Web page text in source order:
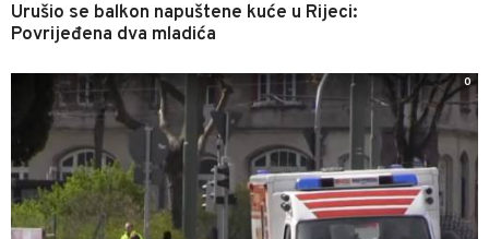
Urušio se balkon napuštene kuće u Rijeci:
Povrijeđena dva mladića
0